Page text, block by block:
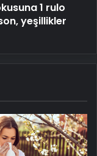
1 rulo
yeşillikler